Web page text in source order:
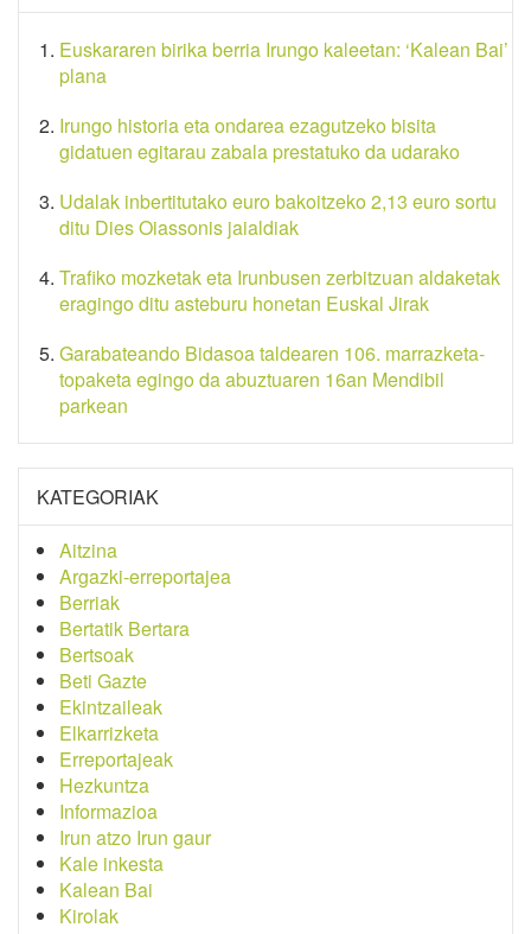
Euskararen birika berria Irungo kaleetan: ‘Kalean Bai’
plana
Irungo historia eta ondarea ezagutzeko bisita
gidatuen egitarau zabala prestatuko da udarako
Udalak inbertitutako euro bakoitzeko 2,13 euro sortu
ditu Dies Oiassonis jaialdiak
Trafiko mozketak eta Irunbusen zerbitzuan aldaketak
eragingo ditu asteburu honetan Euskal Jirak
Garabateando Bidasoa taldearen 106. marrazketa-
topaketa egingo da abuztuaren 16an Mendibil
parkean
KATEGORIAK
Aitzina
Argazki-erreportajea
Berriak
Bertatik Bertara
Bertsoak
Beti Gazte
Ekintzaileak
Elkarrizketa
Erreportajeak
Hezkuntza
Informazioa
Irun atzo Irun gaur
Kale inkesta
Kalean Bai
Kirolak